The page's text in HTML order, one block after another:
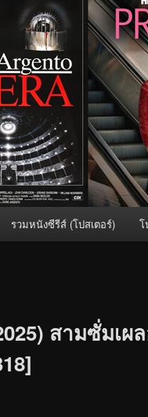
รวมหนังซีรีส์ (โปสเตอร์) โ
สามซั่มเผ